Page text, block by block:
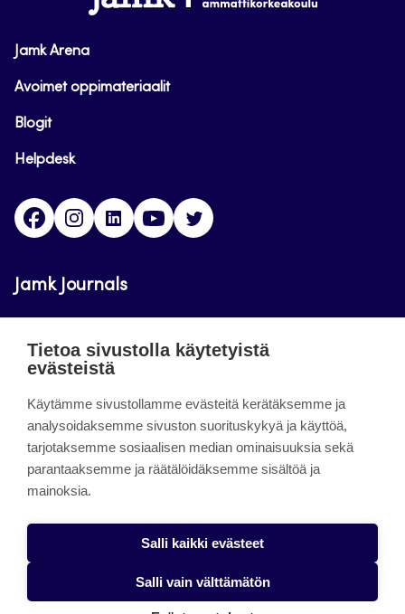
Jamk Arena
Avoimet oppimateriaalit
Blogit
Helpdesk
FacebookInstagram
LinkedInYoutube
Jamk Journals
luettavissa. Verkkolehtien tarkoituksena on tukea
innovaatiotoimintaa.
About the site
Jamkin verkkolehdet
Saavutettavuusseloste
Tietosuojaseloste
Tietoa sivustolla käytetyistä
evästeistä
Käytämme sivustollamme evästeitä kerätäksemme ja
analysoidaksemme sivuston suorituskykyä ja käyttöä,
tarjotaksemme sosiaalisen median ominaisuuksia sekä
parantaaksemme ja räätälöidäksemme sisältöä ja
mainoksia.
Salli kaikki evästeet
Salli vain välttämätön